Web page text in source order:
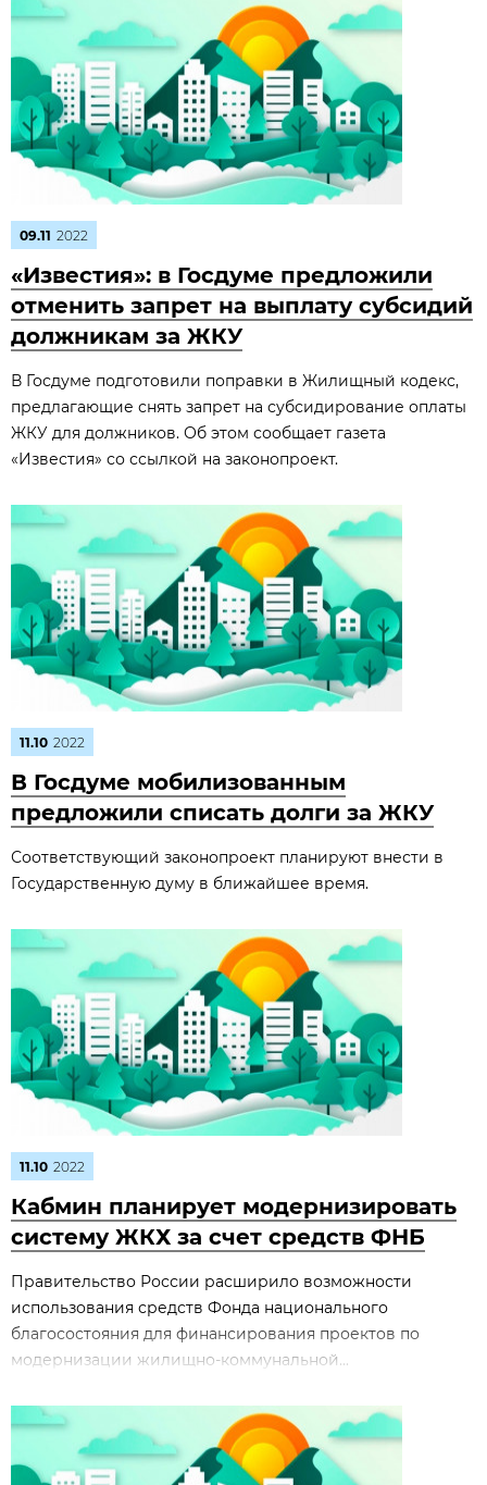
09.11 2022
«Известия»: в Госдуме предложили
отменить запрет на выплату субсидий
должникам за ЖКУ
В Госдуме подготовили поправки в Жилищный кодекс,
предлагающие снять запрет на субсидирование оплаты
ЖКУ для должников. Об этом сообщает газета
«Известия» со ссылкой на законопроект.
11.10 2022
В Госдуме мобилизованным
предложили списать долги за ЖКУ
Соответствующий законопроект планируют внести в
Государственную думу в ближайшее время.
11.10 2022
Кабмин планирует модернизировать
систему ЖКХ за счет средств ФНБ
Правительство России расширило возможности
использования средств Фонда национального
благосостояния для финансирования проектов по
модернизации жилищно-коммунальной...